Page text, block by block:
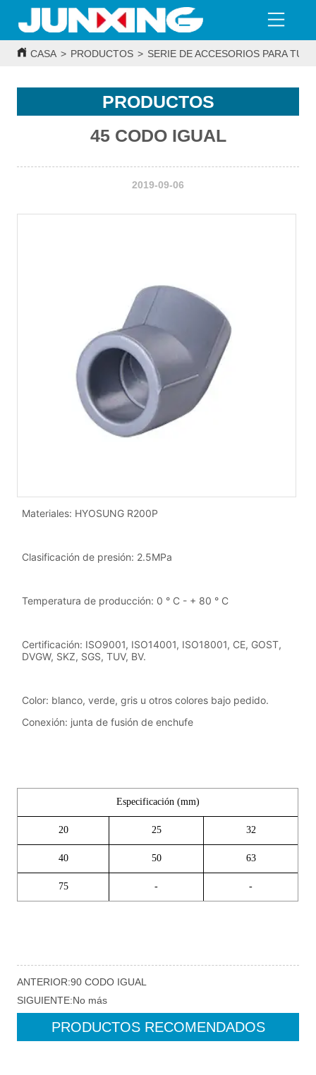
CASA > PRODUCTOS > SERIE DE ACCESORIOS PARA
PRODUCTOS
45 CODO IGUAL
2019-09-06
ANTERIOR:90 CODO IGUAL
SIGUIENTE:No más
PRODUCTOS RECOMENDADOS